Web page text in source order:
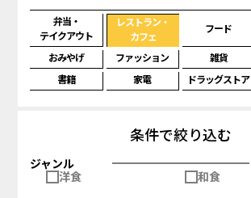
弁当・
テイクアウト
レストラン・
カフェ
フード
おみやげ ファッション 雑貨
書籍
家電 ドラッグストア
条件で絞り込む
ジャンル
洋食
和食